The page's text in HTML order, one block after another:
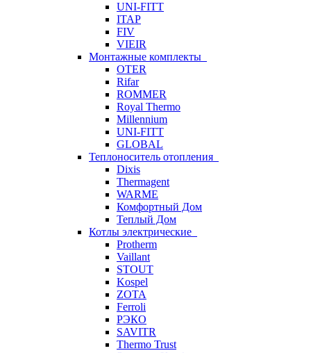
UNI-FITT
ITAP
FIV
VIEIR
Монтажные комплекты
OTER
Rifar
ROMMER
Royal Thermo
Millennium
UNI-FITT
GLOBAL
Теплоноситель отопления
Dixis
Thermagent
WARME
Комфортный Дом
Теплый Дом
Котлы электрические
Protherm
Vaillant
STOUT
Kospel
ZOTA
Ferroli
РЭКО
SAVITR
Thermo Trust